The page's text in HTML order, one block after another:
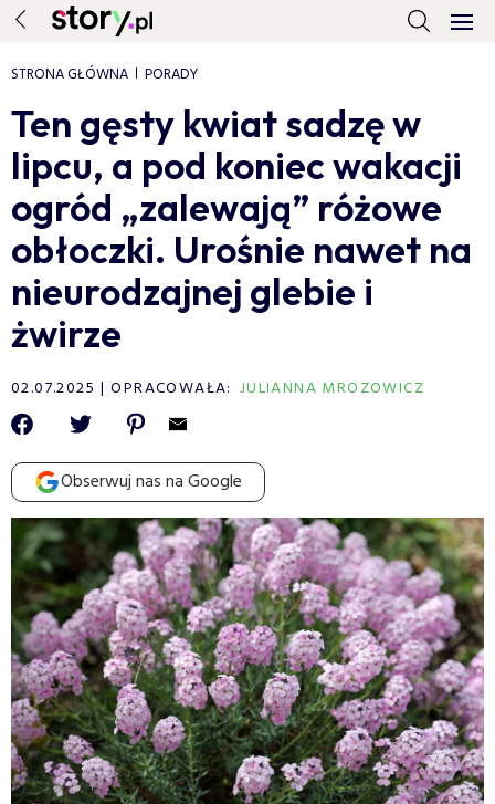
STRONA GŁÓWNA PORADY
Ten gęsty kwiat sadzę w
lipcu, a pod koniec wakacji
ogród „zalewają” różowe
obłoczki. Urośnie nawet na
nieurodzajnej glebie i
żwirze
02.07.2025 OPRACOWAŁA: JULIANNA MROZOWICZ
Obserwuj nas na Google